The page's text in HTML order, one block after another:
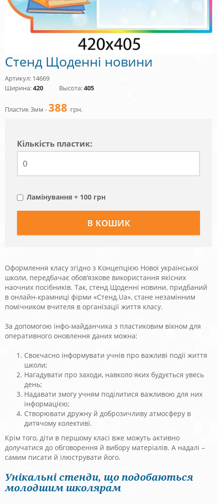
Стенд Щоденні новини
Артикул: 14669
Ширина:420 Высота:405
Пластик 3мм -388 грн.
Кiлькiсть пластик:
Ламінування + 100 грн
Оформлення класу згідно з Концепцією Нової української
школи, передбачає обов’язкове використання якісних
наочних посібників. Так, стенд Щоденні новини, придбаний
в онлайн-крамниці фірми «Стенд.Ua», стане незамінним
помічником вчителя в організації життя класу.
За допомогою інфо-майданчика з пластиковим вікном для
оперативного оновлення даних можна:
Своєчасно інформувати учнів про важливі події життя
школи;
Нагадувати про заходи, навколо яких будується увесь
день;
Надавати змогу учням поділитися важливою для них
інформацією;
Створювати дружну й доброзичливу атмосферу в
дитячому колективі.
Крім того, діти в першому класі вже можуть активно
долучатися до обговорення й вибору матеріалів. А надалі –
самим писати й ілюструвати його.
Унікальні стенди, що подобаються
молодшим школярам